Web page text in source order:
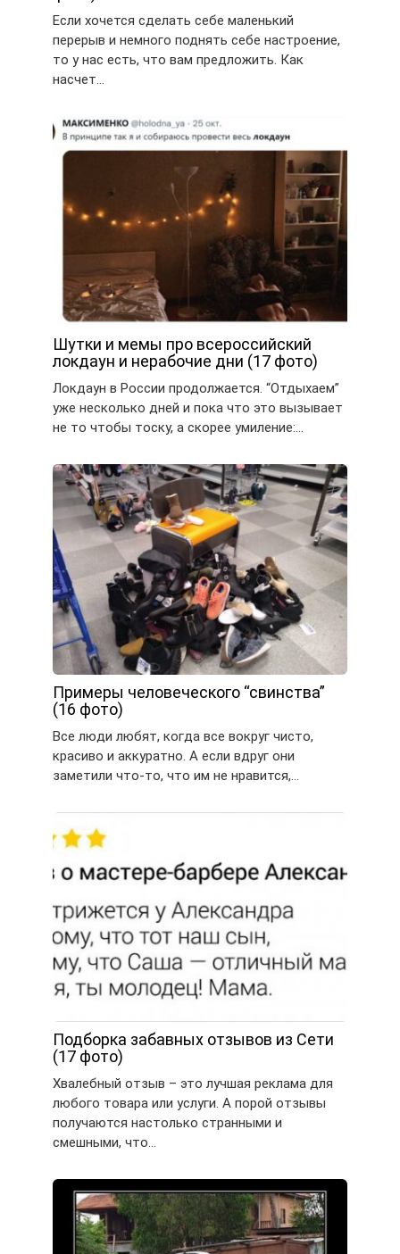
Если хочется сделать себе маленький
перерыв и немного поднять себе настроение,
то у нас есть, что вам предложить. Как
насчет…
Шутки и мемы про всероссийский
локдаун и нерабочие дни (17 фото)
Локдаун в России продолжается. “Отдыхаем”
уже несколько дней и пока что это вызывает
не то чтобы тоску, а скорее умиление:…
Примеры человеческого “свинства”
(16 фото)
Все люди любят, когда все вокруг чисто,
красиво и аккуратно. А если вдруг они
заметили что-то, что им не нравится,…
Подборка забавных отзывов из Сети
(17 фото)
Хвалебный отзыв – это лучшая реклама для
любого товара или услуги. А порой отзывы
получаются настолько странными и
смешными, что…